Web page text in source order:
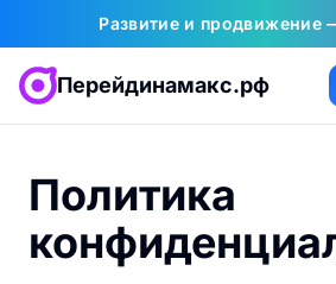
Развитие и продвижение
Перейдинамакс.рф
Политика